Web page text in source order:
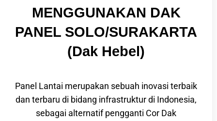
MENGGUNAKAN DAK
PANEL SOLO/SURAKARTA
(Dak Hebel)
Panel Lantai merupakan sebuah inovasi terbaik
dan terbaru di bidang infrastruktur di Indonesia,
sebagai alternatif pengganti Cor Dak